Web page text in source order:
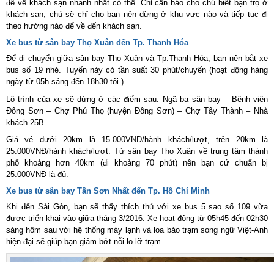
để về khách sạn nhanh nhất có thể. Chỉ cần báo cho chú biết bạn trọ ở
khách sạn, chú sẽ chỉ cho bạn nên dừng ở khu vực nào và tiếp tục đi
theo hướng nào để về đến khách sạn.
Xe bus từ sân bay Thọ Xuân đến Tp. Thanh Hóa
Để di chuyển giữa sân bay Thọ Xuân và Tp.Thanh Hóa, bạn nên bắt xe
bus số 19 nhé. Tuyến này có tần suất 30 phút/chuyến (hoạt động hàng
ngày từ 05h sáng đến 18h30 tối ).
Lộ trình của xe sẽ dừng ở các điểm sau: Ngã ba sân bay – Bệnh viện
Đông Sơn – Chợ Phú Thọ (huyện Đông Sơn) – Chợ Tây Thành – Nhà
khách 25B.
Giá vé dưới 20km là 15.000VNĐ/hành khách/lượt, trên 20km là
25.000VNĐ/hành khách/lượt. Từ sân bay Thọ Xuân về trung tâm thành
phố khoảng hơn 40km (đi khoảng 70 phút) nên bạn cứ chuẩn bị
25.000VNĐ là đủ.
Xe bus từ sân bay Tân Sơn Nhất đến Tp. Hồ Chí Minh
Khi đến Sài Gòn, bạn sẽ thấy thích thú với xe bus 5 sao số 109 vừa
được triển khai vào giữa tháng 3/2016. Xe hoạt động từ 05h45 đến 02h30
sáng hôm sau với hệ thống máy lạnh và loa báo trạm song ngữ Việt-Anh
hiện đại sẽ giúp bạn giảm bớt nỗi lo lỡ trạm.